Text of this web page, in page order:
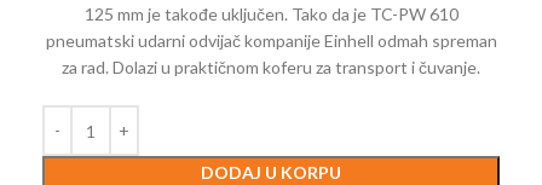
125 mm je takođe uključen. Tako da je TC-PW 610
pneumatski udarni odvijač kompanije Einhell odmah spreman
za rad. Dolazi u praktičnom koferu za transport i čuvanje.
DODAJ U KORPU